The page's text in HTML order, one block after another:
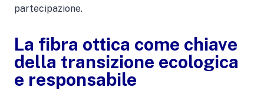
partecipazione.
La fibra ottica come chiave
della transizione ecologica
e responsabile